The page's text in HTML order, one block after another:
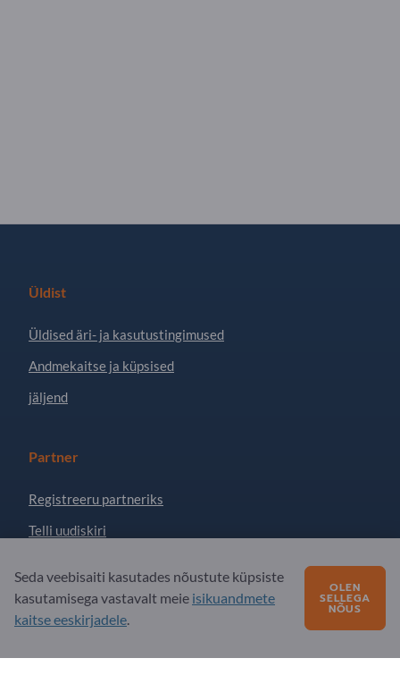
Üldist
Üldised äri- ja kasutustingimused
Andmekaitse ja küpsised
jäljend
Partner
Registreeru partneriks
Telli uudiskiri
KKK - korduma kippuvad küsimused
Meie teenuste pakkumine
Seda veebisaiti kasutades nõustute küpsiste
kasutamisega vastavalt meie isikuandmete
kaitse eeskirjadele.
OLEN
SELLEGA
NÕUS